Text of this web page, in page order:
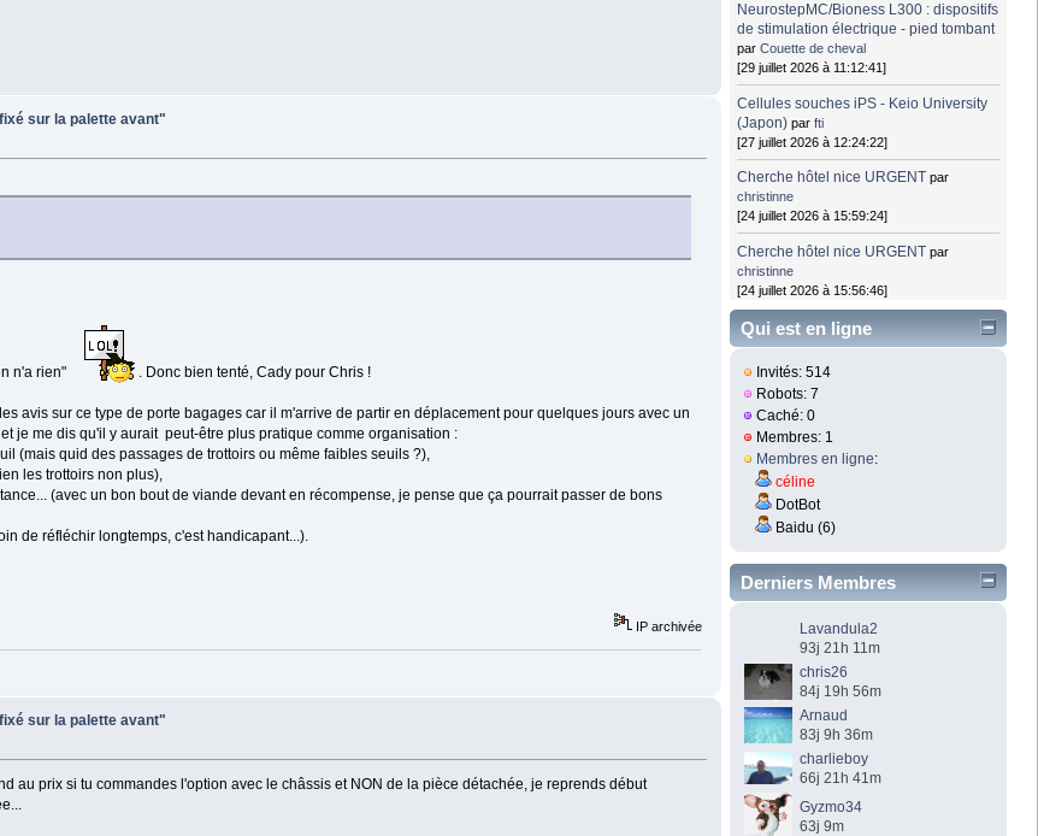
sur la palette avant"
n'a rien" . Donc bien tenté, Cady pour Chris !
avis sur ce type de porte bagages car il m'arrive de partir en déplacement pour quelques jours avec un
je me dis qu'il y aurait peut-être plus pratique comme organisation :
(mais quid des passages de trottoirs ou même faibles seuils ?),
les trottoirs non plus),
(avec un bon bout de viande devant en récompense, je pense que ça pourrait passer de bons
de réfléchir longtemps, c'est handicapant...).
IP archivée
sur la palette avant"
au prix si tu commandes l'option avec le châssis et NON de la pièce détachée, je reprends début
NeurostepMC/Bioness L300 : dispositifs
de stimulation électrique - pied tombant
parCouette de cheval
[29 juillet 2026 à 11:12:41]
Cellules souches iPS - Keio University
(Japon) parfti
[27 juillet 2026 à 12:24:22]
Cherche hôtel nice URGENT par
christinne
[24 juillet 2026 à 15:59:24]
Cherche hôtel nice URGENT par
christinne
[24 juillet 2026 à 15:56:46]
Qui est en ligne
Invités: 514
Robots: 7
Caché: 0
Membres: 1
Membres en ligne:
céline
DotBot
Baidu (6)
Derniers Membres
Lavandula2
93j 21h 11m
chris26
84j 19h 56m
Arnaud
83j 9h 36m
charlieboy
66j 21h 41m
Gyzmo34
63j 9m